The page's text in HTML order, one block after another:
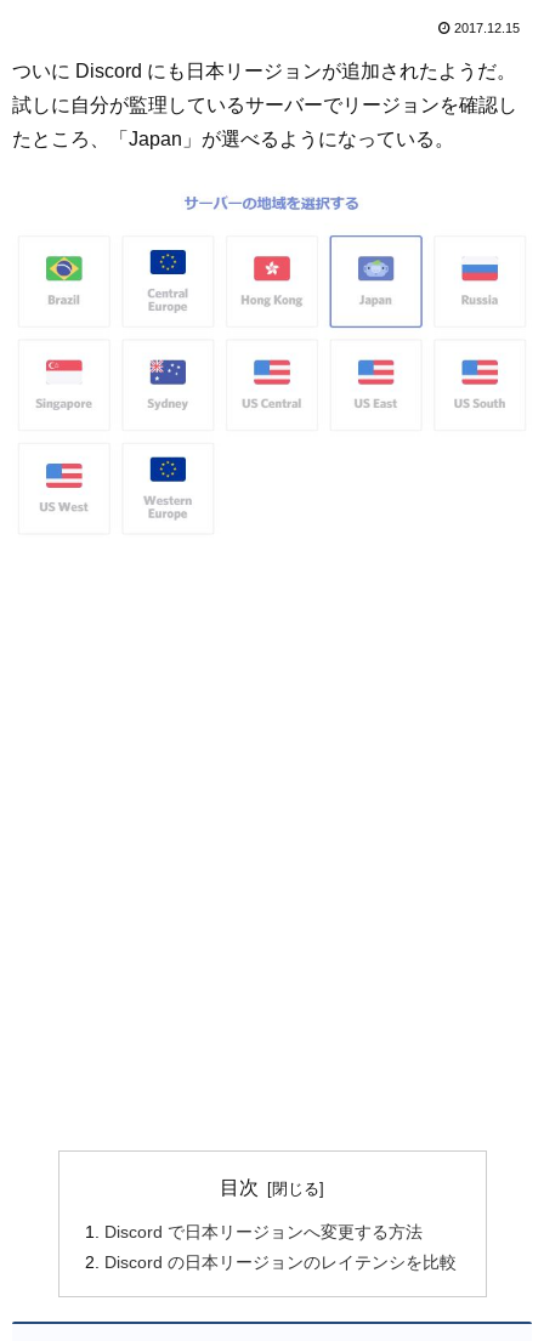
2017.12.15
ついに Discord にも日本リージョンが追加されたようだ。
試しに自分が監理しているサーバーでリージョンを確認し
たところ、「Japan」が選べるようになっている。
目次
Discord で日本リージョンへ変更する方法
Discord の日本リージョンのレイテンシを比較